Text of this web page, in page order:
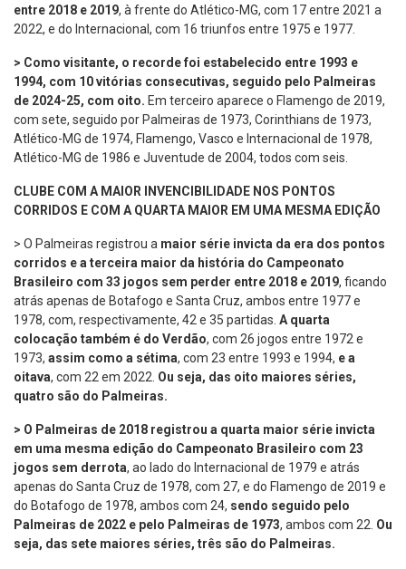
entre 2018 e 2019, à frente do Atlético-MG, com 17 entre 2021 a
2022, e do Internacional, com 16 triunfos entre 1975 e 1977.
> Como visitante, o recorde foi estabelecido entre 1993 e
1994, com 10 vitórias consecutivas, seguido pelo Palmeiras
de 2024-25, com oito. Em terceiro aparece o Flamengo de 2019,
com sete, seguido por Palmeiras de 1973, Corinthians de 1973,
Atlético-MG de 1974, Flamengo, Vasco e Internacional de 1978,
Atlético-MG de 1986 e Juventude de 2004, todos com seis.
CLUBE COM A MAIOR INVENCIBILIDADE NOS PONTOS
CORRIDOS E COM A QUARTA MAIOR EM UMA MESMA EDIÇÃO
> O Palmeiras registrou a maior série invicta da era dos pontos
corridos e a terceira maior da história do Campeonato
Brasileiro com 33 jogos sem perder entre 2018 e 2019, ficando
atrás apenas de Botafogo e Santa Cruz, ambos entre 1977 e
1978, com, respectivamente, 42 e 35 partidas. A quarta
colocação também é do Verdão, com 26 jogos entre 1972 e
1973, assim como a sétima, com 23 entre 1993 e 1994, e a
oitava, com 22 em 2022. Ou seja, das oito maiores séries,
quatro são do Palmeiras.
> O Palmeiras de 2018 registrou a quarta maior série invicta
em uma mesma edição do Campeonato Brasileiro com 23
jogos sem derrota, ao lado do Internacional de 1979 e atrás
apenas do Santa Cruz de 1978, com 27, e do Flamengo de 2019 e
do Botafogo de 1978, ambos com 24, sendo seguido pelo
Palmeiras de 2022 e pelo Palmeiras de 1973, ambos com 22. Ou
seja, das sete maiores séries, três são do Palmeiras.